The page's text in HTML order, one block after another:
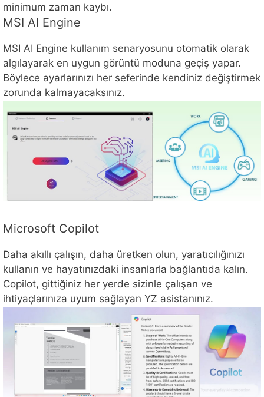
minimum zaman kaybı.
MSI AI Engine
MSI AI Engine kullanım senaryosunu otomatik olarak
algılayarak en uygun görüntü moduna geçiş yapar.
Böylece ayarlarınızı her seferinde kendiniz değiştirmek
zorunda kalmayacaksınız.
Microsoft Copilot
Daha akıllı çalışın, daha üretken olun, yaratıcılığınızı
kullanın ve hayatınızdaki insanlarla bağlantıda kalın.
Copilot, gittiğiniz her yerde sizinle çalışan ve
ihtiyaçlarınıza uyum sağlayan YZ asistanınız.